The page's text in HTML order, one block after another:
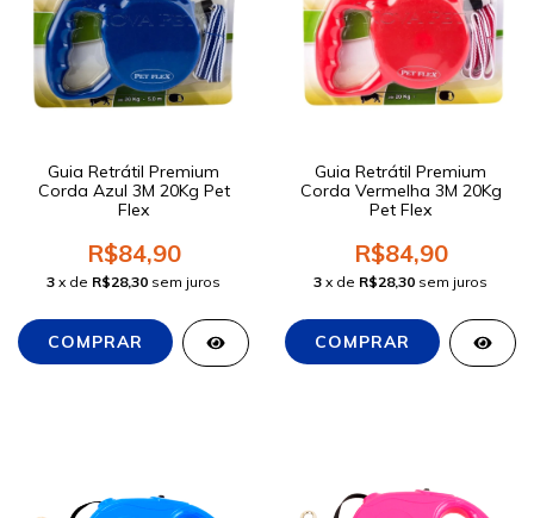
Guia Retrátil Premium
Corda Azul 3M 20Kg Pet
Flex
R$84,90
3 x de R$28,30 sem juros
Guia Retrátil Premium
Corda Vermelha 3M 20Kg
Pet Flex
R$84,90
3 x de R$28,30 sem juros